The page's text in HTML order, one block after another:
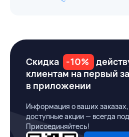
Скидка -10%
клиентам на первый
в приложении
Информация о ваших
доступные акции — всегда
Присоединяйтесь!